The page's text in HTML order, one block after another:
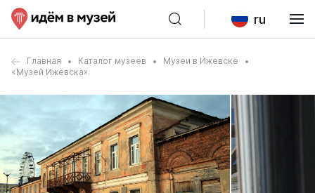
ru
Главная Каталог музеев
Музеи в Ижевске
«Музей Ижевска»